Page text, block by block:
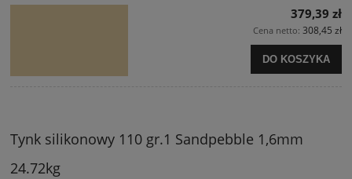
379,39 zł
Cena netto: 308,45 zł
DO KOSZYKA
Tynk silikonowy 110 gr.1 Sandpebble 1,6mm
24.72kg